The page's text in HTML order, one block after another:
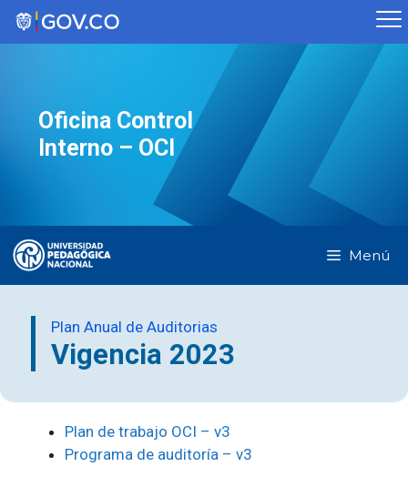
Saltar
Oficina Control
Interno – OCI
Menú
Plan Anual de Auditorias
Vigencia 2023
Plan de trabajo OCI – v3
Programa de auditoría – v3